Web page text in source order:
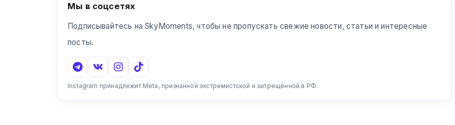
Мы в соцсетях
Подписывайтесь на SkyMoments, чтобы не пропускать свежие новости, статьи и интересные
посты.
Instagram принадлежит Meta, признанной экстремистской и запрещённой в РФ.